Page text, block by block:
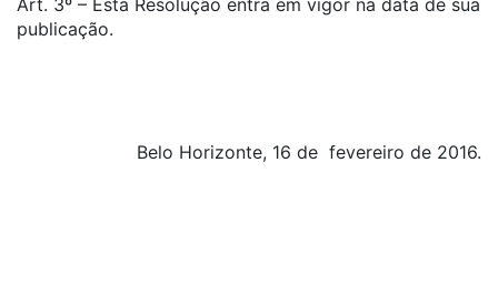
Art. 3º – Esta Resolução entra em vigor na data de sua
publicação.
Belo Horizonte, 16 de fevereiro de 2016.